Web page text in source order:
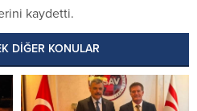
kaydetti.
DİĞER KONULAR